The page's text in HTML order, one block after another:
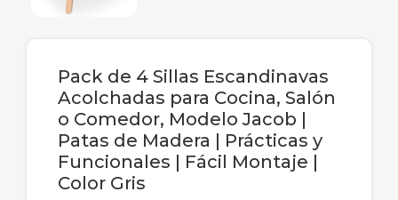
Pack de 4 Sillas Escandinavas
Acolchadas para Cocina, Salón
o Comedor, Modelo Jacob |
Patas de Madera | Prácticas y
Funcionales | Fácil Montaje |
Color Gris